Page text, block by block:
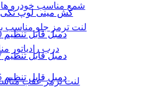
شمع مناسب خودرو های
لنت ترمز جلو مناسب
درب رادیاتور
لنت ترمز عقب
کش مینی لوپ تکی
دمبل قابل تنظیم 20 کیلویی
دمبل قابل تنظیم 17 کیلویی
دمبل قابل تنظیم 25 کیلویی